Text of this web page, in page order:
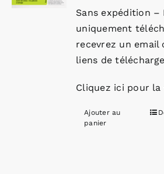
Sans expédition –
uniquement
recevrez un email
liens de
Cliquez ici pour la
Ajouter au
panier